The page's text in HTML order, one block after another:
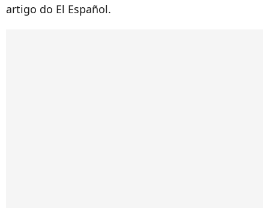
artigo do El Español.